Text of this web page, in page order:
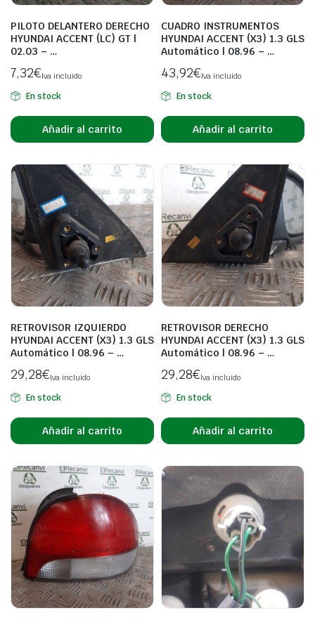
PILOTO DELANTERO DERECHO
HYUNDAI ACCENT (LC) GT |
02.03 – …
7,32€Iva incluido
En stock
Añadir al carrito
CUADRO INSTRUMENTOS
HYUNDAI ACCENT (X3) 1.3 GLS
Automático | 08.96 – …
43,92€Iva incluido
En stock
Añadir al carrito
RETROVISOR IZQUIERDO
HYUNDAI ACCENT (X3) 1.3 GLS
Automático | 08.96 – …
29,28€Iva incluido
En stock
Añadir al carrito
RETROVISOR DERECHO
HYUNDAI ACCENT (X3) 1.3 GLS
Automático | 08.96 – …
29,28€Iva incluido
En stock
Añadir al carrito